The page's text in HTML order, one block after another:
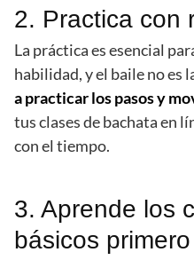
2. Practica con
La práctica es esencial
habilidad, y el baile no es
a practicar los pasos y
tus clases de bachata en
con el tiempo.
3. Aprende los
básicos primero